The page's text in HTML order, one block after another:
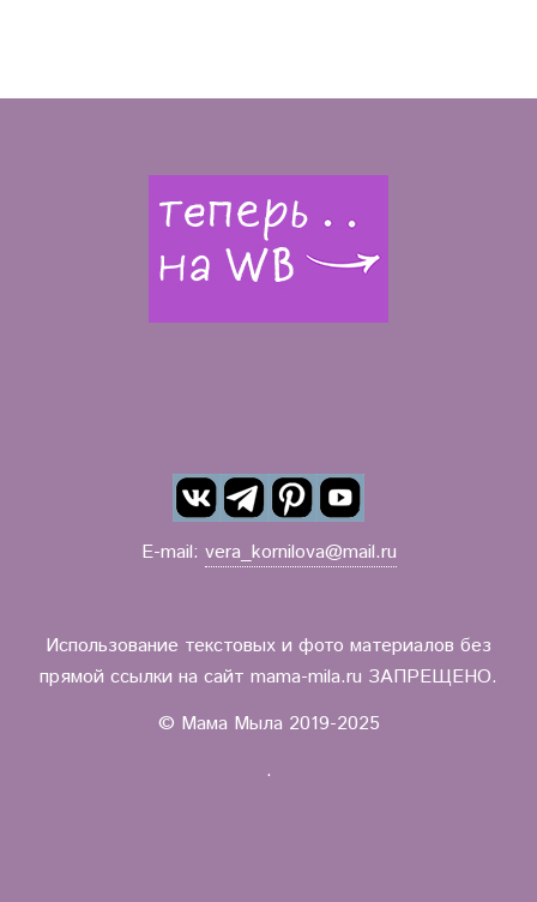
E-mail: vera_kornilova@mail.ru
Использование текстовых и фото материалов без
прямой ссылки на сайт mama-mila.ru ЗАПРЕЩЕНО.
© Мама Мыла 2019-2025
.